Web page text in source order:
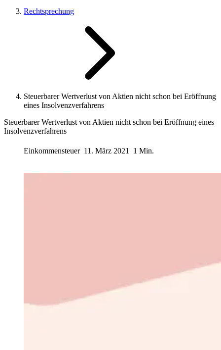
Rechtsprechung
Steuerbarer Wertverlust von Aktien nicht schon bei Eröffnung
eines Insolvenzverfahrens
Steuerbarer Wertverlust von Aktien nicht schon bei Eröffnung eines
Insolvenzverfahrens
Einkommensteuer 11. März 2021 1 Min.